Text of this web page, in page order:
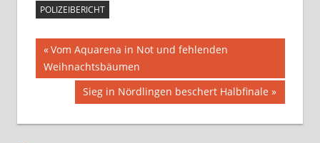
POLIZEIBERICHT
Beitragsnavigation
Vorheriger
Beitrag:
Vom Aquarena in Not und fehlenden
Weihnachtsbäumen
Nächster
Beitrag:
Sieg in Nördlingen beschert Halbfinale